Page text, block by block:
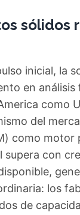
sólidos
inicial, la
en análisis
como
del
como motor
supera con
los
de